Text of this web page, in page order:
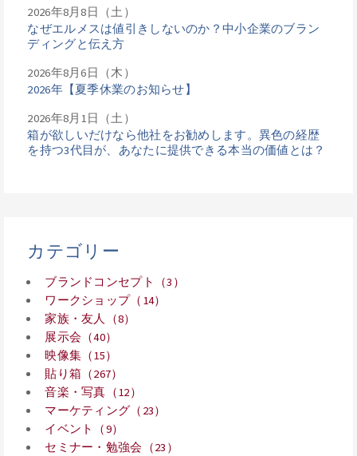
なぜエルメスは値引きしないのか？中小企業のブラン
ディングと伝え方
2026年8月8日（土）
2026年【夏季休業のお知らせ】
2026年8月6日（木）
箱が欲しいだけなら他社をお勧めします。異色の経歴
を持つ3代目が、あなたに提供できる本当の価値とは？
2026年8月1日（土）
カテゴリー
ブランドコンセプト（3）
ワークショップ（14）
家族・友人（8）
展示会（40）
映像集（15）
貼り箱（267）
音楽・写真（12）
マーケティング（23）
イベント（9）
セミナー・勉強会（23）